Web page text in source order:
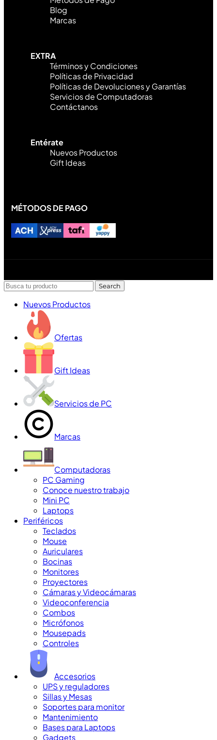
Blog
Marcas
EXTRA
Términos y Condiciones
Políticas de Privacidad
Políticas de Devoluciones y Garantías
Servicios de Computadoras
Contáctanos
Entérate
Nuevos Productos
Gift Ideas
MÉTODOS DE PAGO
Search
Nuevos Productos
Ofertas
Gift Ideas
Servicios de PC
Marcas
Computadoras
PC Gaming
Conoce nuestro trabajo
Mini PC
Laptops
Periféricos
Teclados
Mouse
Auriculares
Bocinas
Monitores
Proyectores
Cámaras y Videocámaras
Videoconferencia
Combos
Micrófonos
Mousepads
Controles
Accesorios
UPS y reguladores
Sillas y Mesas
Soportes para monitor
Mantenimiento
Bases para Laptops
Gadgets